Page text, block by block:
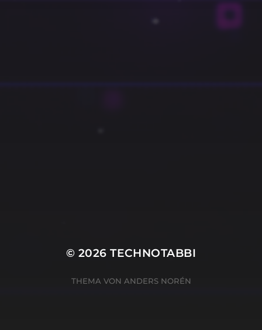
© 2026TECHNOTABBI
THEMA VON ANDERS NORÉN